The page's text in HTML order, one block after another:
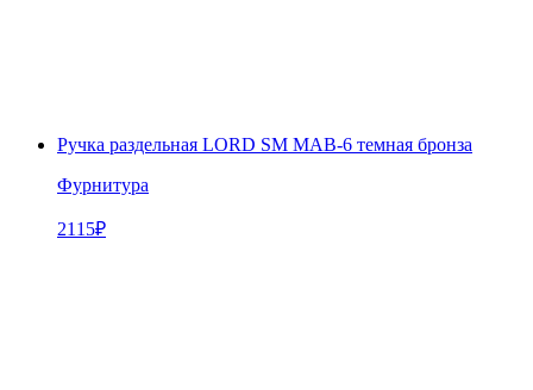
Ручка раздельная LORD SM MAB-6 темная бронза
Фурнитура
2115₽